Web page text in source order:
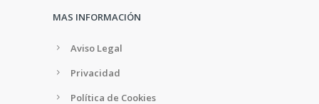
MAS INFORMACIÓN
Aviso Legal
Privacidad
Política de Cookies